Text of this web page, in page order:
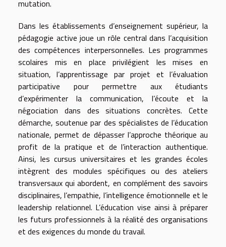
mutation.
Dans les établissements d’enseignement supérieur, la
pédagogie active joue un rôle central dans l’acquisition
des compétences interpersonnelles. Les programmes
scolaires mis en place privilégient les mises en
situation, l’apprentissage par projet et l’évaluation
participative pour permettre aux étudiants
d’expérimenter la communication, l’écoute et la
négociation dans des situations concrètes. Cette
démarche, soutenue par des spécialistes de l’éducation
nationale, permet de dépasser l’approche théorique au
profit de la pratique et de l’interaction authentique.
Ainsi, les cursus universitaires et les grandes écoles
intègrent des modules spécifiques ou des ateliers
transversaux qui abordent, en complément des savoirs
disciplinaires, l’empathie, l’intelligence émotionnelle et le
leadership relationnel. L’éducation vise ainsi à préparer
les futurs professionnels à la réalité des organisations
et des exigences du monde du travail.